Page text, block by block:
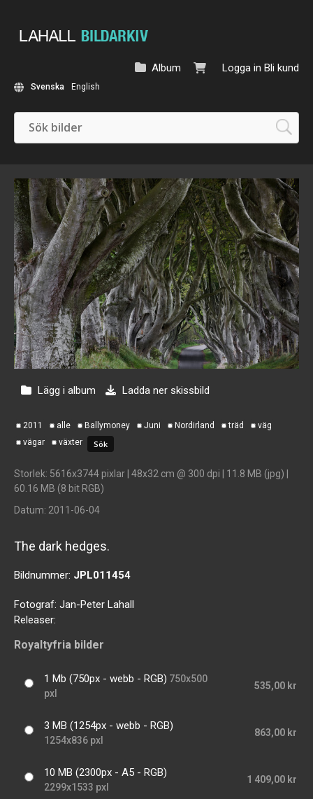
Logga in Bli kund
Album
Svenska English
Lägg i album Ladda ner skissbild
2011 alle Ballymoney Juni Nordirland träd
väg
vägar
växter
Storlek: 5616x3744 pixlar | 48x32 cm @ 300 dpi | 11.8 MB (jpg) |
60.16 MB (8 bit RGB)
Datum: 2011-06-04
The dark hedges.
Bildnummer: JPL011454
Fotograf: Jan-Peter Lahall
Releaser:
Royaltyfria bilder
1 Mb (750px - webb - RGB) 750x500
pxl
535,00 kr
3 MB (1254px - webb - RGB)
1254x836 pxl
863,00 kr
10 MB (2300px - A5 - RGB)
2299x1533 pxl
1 409,00 kr